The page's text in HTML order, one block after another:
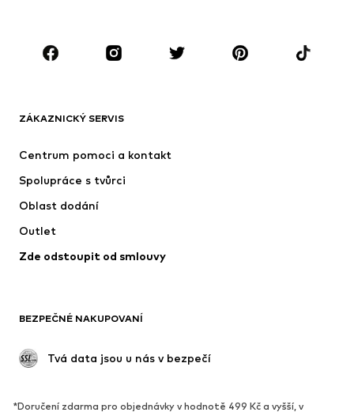
Doplňky
Premium
Nové
Trička & topy
Bundy
Spodní prádlo
Kabáty
Plavky
Příležitosti
Upcyklace
ZÁKAZNICKÝ SERVIS
Centrum pomoci a kontakt
Spolupráce s tvůrci
Oblast dodání
Outlet
Zde odstoupit od smlouvy
BEZPEČNÉ NAKUPOVANÍ
Tvá data jsou u nás v bezpečí
*Doručení zdarma pro objednávky v hodnotě 499 Kč a vyšší, v